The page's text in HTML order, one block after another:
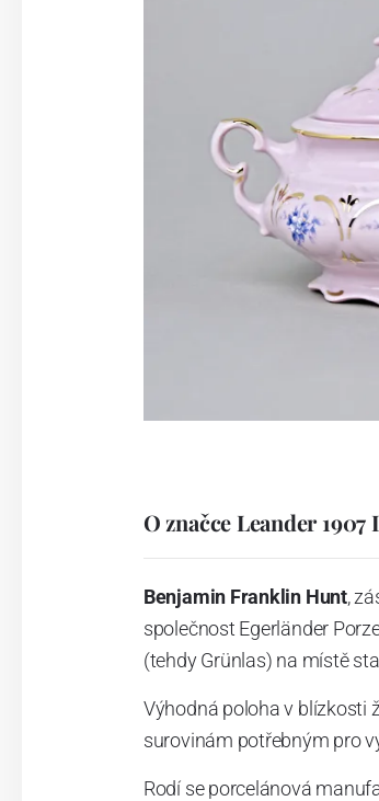
O značce Leander 1907
Benjamin Franklin Hunt,
společnost Egerländer
(tehdy Grünlas) na místě
Výhodná poloha v blízkosti
surovinám potřebným pro
Rodí se porcelánová